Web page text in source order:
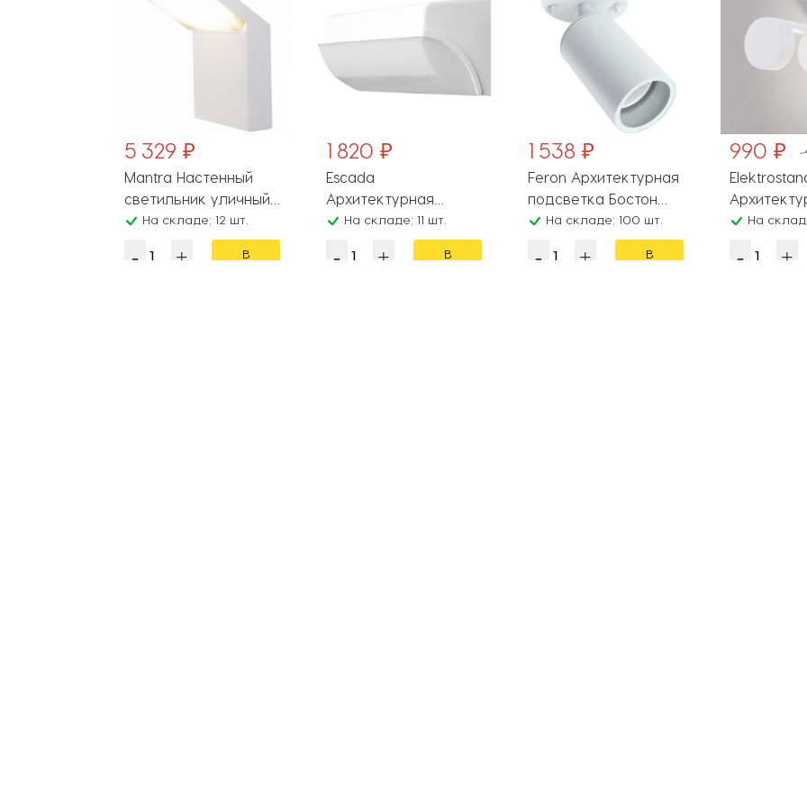
5 329 ₽
Mantra Настенный
светильник уличный
Alpine 7046
На складе: 12 шт.
В
1 820 ₽
Escada
Архитектурная
подсветка 30002LED
30002W/01LED WH
На складе: 11 шт.
В
1 538 ₽
Feron Архитектурная
подсветка Бостон
48323
На складе: 100 шт.
В
990 ₽
1540
белый
На